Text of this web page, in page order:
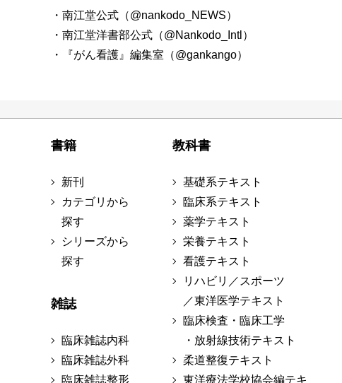
・南江堂公式（@nankodo_NEWS）
・南江堂洋書部公式（@Nankodo_Intl）
・『がん看護』編集室（@gankango）
書籍
新刊
カテゴリから
探す
シリーズから
探す
雑誌
臨床雑誌内科
臨床雑誌外科
臨床雑誌整形
教科書
基礎系テキスト
臨床系テキスト
薬学テキスト
栄養テキスト
看護テキスト
リハビリ／スポーツ
／東洋医学テキスト
臨床検査・臨床工学
・放射線技術テキスト
柔道整復テキスト
東洋療法学校協会編テキ